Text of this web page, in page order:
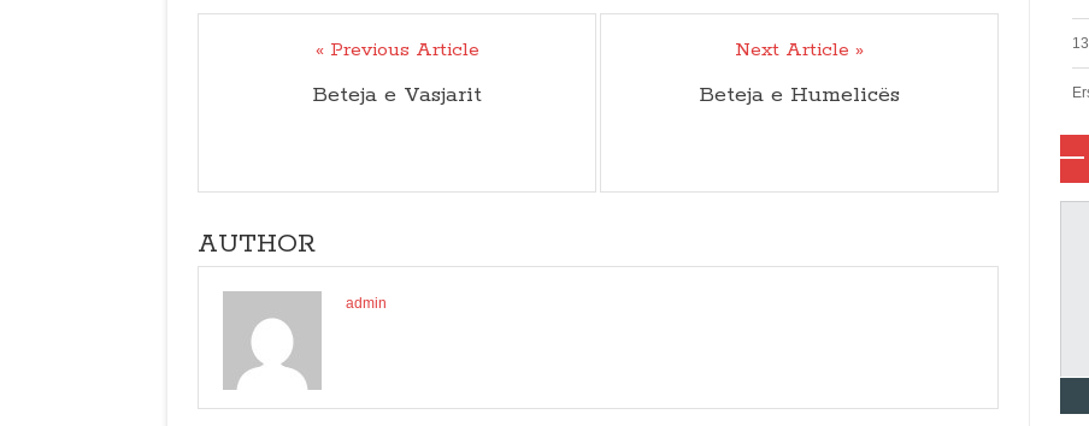
« Previous Article
Beteja e Vasjarit
Next Article »
Beteja e Humelicës
AUTHOR
admin